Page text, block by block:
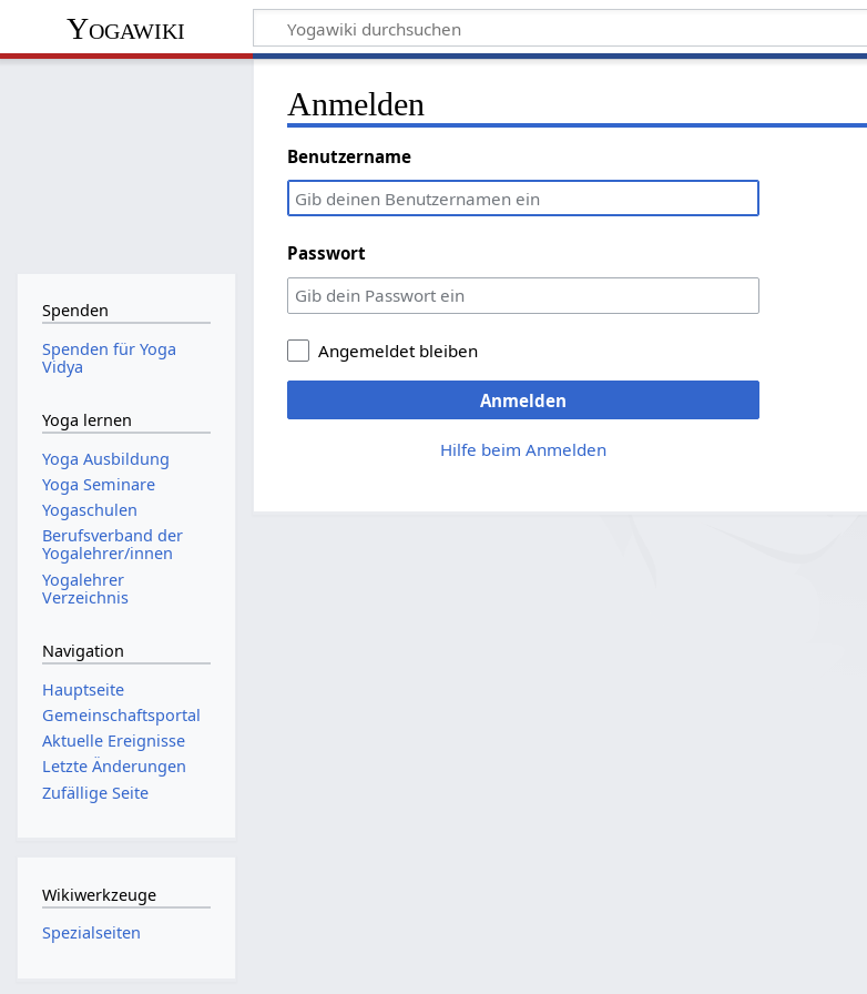
Yogawiki
Anmelden
Benutzername
Passwort
Angemeldet bleiben
Anmelden
Hilfe beim Anmelden
Spenden
Spenden für Yoga
Vidya
Yoga lernen
Yoga Ausbildung
Yoga Seminare
Yogaschulen
Berufsverband der
Yogalehrer/innen
Yogalehrer
Verzeichnis
Navigation
Hauptseite
Gemeinschafts­portal
Aktuelle Ereignisse
Letzte Änderungen
Zufällige Seite
Wikiwerkzeuge
Spezialseiten